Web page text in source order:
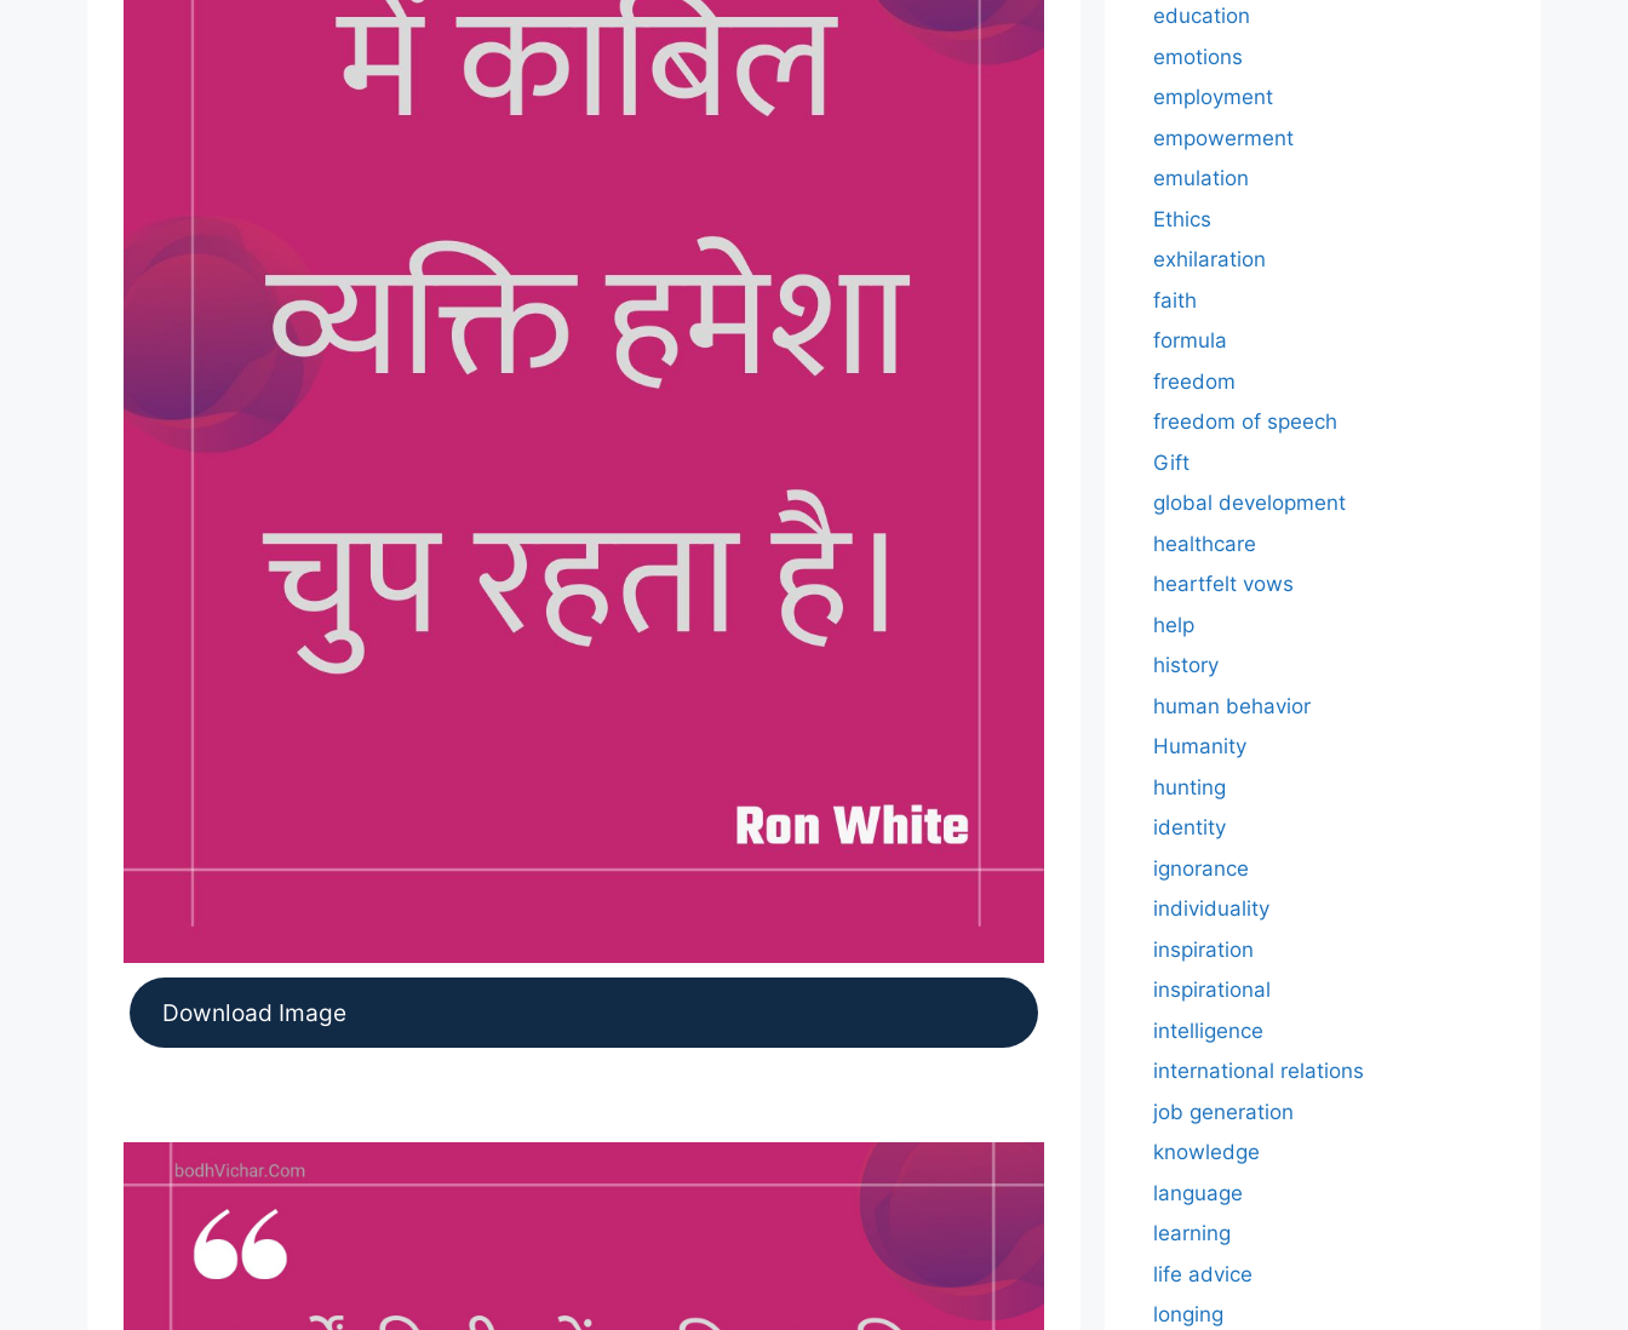
Download Image
education
emotions
employment
empowerment
emulation
Ethics
exhilaration
faith
formula
freedom
freedom of speech
Gift
global development
healthcare
heartfelt vows
help
history
human behavior
Humanity
hunting
identity
ignorance
individuality
inspiration
inspirational
intelligence
international relations
job generation
knowledge
language
learning
life advice
longing